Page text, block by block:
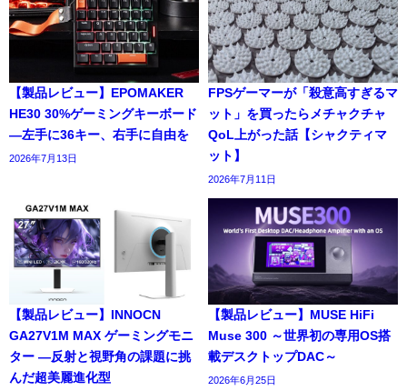
【製品レビュー】EPOMAKER
HE30 30%ゲーミングキーボード
―左手に36キー、右手に自由を
2026年7月13日
FPSゲーマーが「殺意高すぎるマ
ット」を買ったらメチャクチャ
QoL上がった話【シャクティマ
ット】
2026年7月11日
【製品レビュー】INNOCN
GA27V1M MAX ゲーミングモニ
ター ―反射と視野角の課題に挑
んだ超美麗進化型
【製品レビュー】MUSE HiFi
Muse 300 ～世界初の専用OS搭
載デスクトップDAC～
2026年6月25日